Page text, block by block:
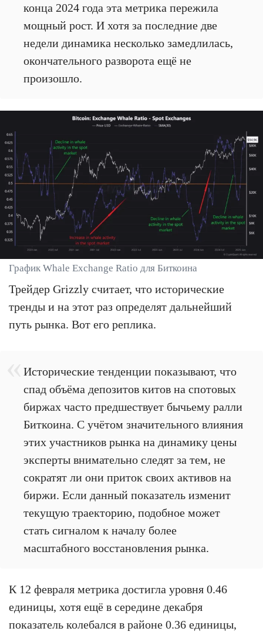
конца 2024 года эта метрика пережила
мощный рост. И хотя за последние две
недели динамика несколько замедлилась,
окончательного разворота ещё не
произошло.
График Whale Exchange Ratio для Биткоина
Трейдер Grizzly считает, что исторические
тренды и на этот раз определят дальнейший
путь рынка. Вот его реплика.
Исторические тенденции показывают, что
спад объёма депозитов китов на спотовых
биржах часто предшествует бычьему ралли
Биткоина. С учётом значительного влияния
этих участников рынка на динамику цены
эксперты внимательно следят за тем, не
сократят ли они приток своих активов на
биржи. Если данный показатель изменит
текущую траекторию, подобное может
стать сигналом к началу более
масштабного восстановления рынка.
К 12 февраля метрика достигла уровня 0.46
единицы, хотя ещё в середине декабря
показатель колебался в районе 0.36 единицы,